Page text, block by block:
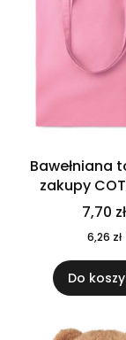
Bawełniana
zakupy
COLOUR++7,70 zł
6,26 zł
Do